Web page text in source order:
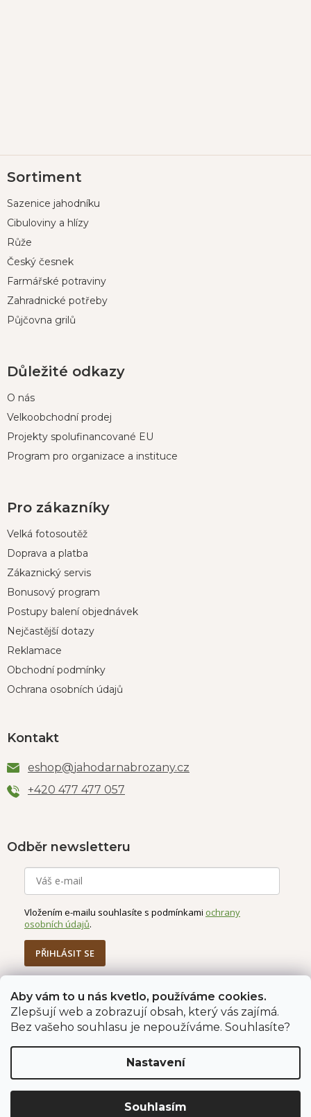
Aby vám to u nás kvetlo, používáme cookies.
Zlepšují web a zobrazují obsah, který vás zajímá.
Bez vašeho souhlasu je nepoužíváme. Souhlasíte?
Nastavení
Souhlasím
á
a
Sortiment
Sazenice jahodníku
Cibuloviny a hlízy
Růže
Český česnek
Farmářské potraviny
Zahradnické potřeby
Půjčovna grilů
Důležité odkazy
O nás
Velkoobchodní prodej
Projekty spolufinancované EU
Program pro organizace a instituce
Pro zákazníky
Velká fotosoutěž
Doprava a platba
Zákaznický servis
Bonusový program
Postupy balení objednávek
Nejčastější dotazy
Reklamace
Obchodní podmínky
Ochrana osobních údajů
Kontakt
eshop@jahodarnabrozany.cz
+420 477 477 057
Odběr newsletteru
Vložením e-mailu souhlasíte s podmínkami ochrany
osobních údajů.
PŘIHLÁSIT SE
Jahodárna Brozany Obchodní podmínky
Podmínky ochrany údajů
Vytvořil Shoptet Premium
Jahodárna Brozany nad Ohří s.r.o.